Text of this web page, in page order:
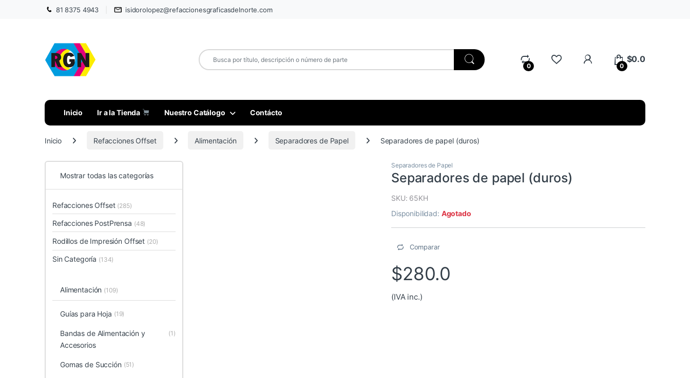
81 8375 4943 isidorolopez@refaccionesgraficasdelnorte.com
0
My Account
0
$0.0
Inicio Ir a la Tienda Nuestro Catálogo Contácto
Inicio Refacciones Offset Alimentación Separadores de Papel Separadores de papel (duros)
Separadores de Papel
Separadores de papel (duros)
SKU: 65KH
Disponibilidad: Agotado
Comparar
$280.0
(IVA inc.)
Mostrar todas las categorías
Refacciones Offset (285)
Refacciones PostPrensa (48)
Rodillos de Impresión Offset (20)
Sin Categoría (134)
Alimentación (109)
Guías para Hoja (19)
Bandas de Alimentación y
Accesorios
(1)
Gomas de Succión (51)